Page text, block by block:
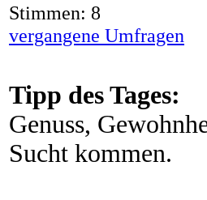
Stimmen: 8
vergangene Umfragen
Tipp des Tages:
Genuss,
Sucht kommen.